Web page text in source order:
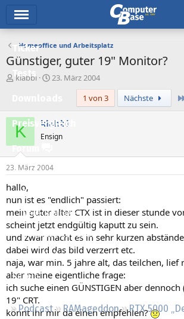
Ticker
Tests
Preisvergleich
Forum
Aktuelles
Empfohlene Inhalte
Neue Beiträge
Neueste Aktivitäten
Leserartikel
Regeln
Podcast RAMageddon
RTX 5000
Homeoffice und Arbeitsplatz
Günstiger, guter 19" Monitor?
E
e
e
klabbi
E
e
l
a
m
23. März 2004
1 von 3
Nächste
K klabbi
Ensign
23. März 2004
hallo,
nun ist es "endlich" passiert:
mein guter alter CTX ist in dieser stunde
scheint jetzt endgültig kaputt zu sein.
und zwar macht es in sehr kurzen
dabei wird das bild verzerrt etc.
naja, war min. 5 jahre alt, das teilchen, lief
aber meine eigentliche frage:
ich suche einen GÜNSTIGEN aber dennoch
19" CRT.
könnt ihr mir da einen empfehlen?